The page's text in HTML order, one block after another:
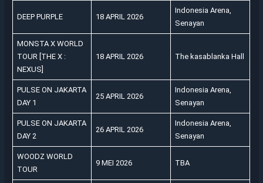
DEEP PURPLE 18 APRIL 2026
Indonesia Arena,
Senayan
MONSTA X WORLD
TOUR [THE X :
NEXUS]
18 APRIL 2026 The kasablanka Hall
PULSE ON JAKARTA
DAY 1
25 APRIL 2026
Indonesia Arena,
Senayan
PULSE ON JAKARTA
DAY 2
26 APRIL 2026
Indonesia Arena,
Senayan
WOODZ WORLD
TOUR
9 MEI 2026 TBA